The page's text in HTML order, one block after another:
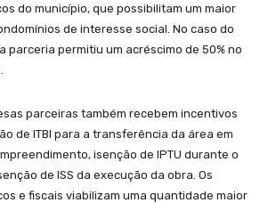
do município, que possibilitam um maior
de interesse social. No caso do
parceria permitiu um acréscimo de 50% no
parceiras também recebem incentivos
de ITBI para a transferência da área em
isenção de IPTU durante o
de ISS da execução da obra. Os
e fiscais viabilizam uma quantidade maior